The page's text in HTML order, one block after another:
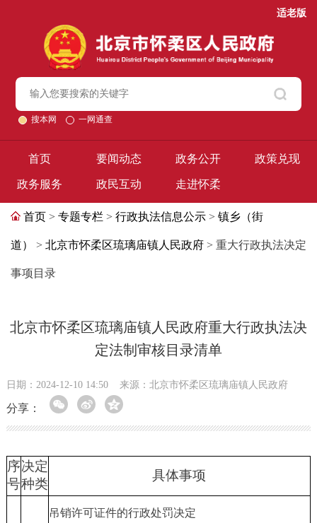
适老版
搜本网 一网通查
首页 要闻动态 政务公开 政策兑现
政务服务 政民互动 走进怀柔
首页 > 专题专栏 > 行政执法信息公示 > 镇乡（街
道） > 北京市怀柔区琉璃庙镇人民政府 > 重大行政执法决定
事项目录
北京市怀柔区琉璃庙镇人民政府重大行政执法决
定法制审核目录清单
日期：2024-12-10 14:50 来源：北京市怀柔区琉璃庙镇人民政府
分享：
序
号
决定
种类
具体事项
吊销许可证件的行政处罚决定